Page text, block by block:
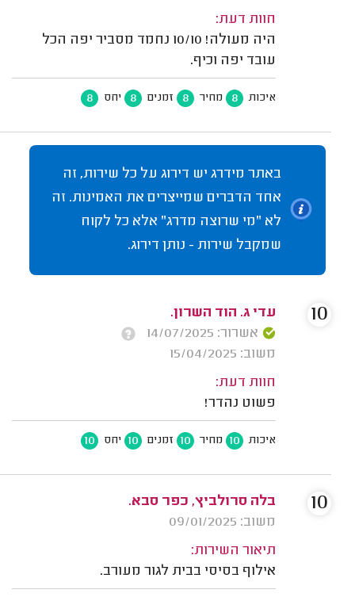
חוות דעת:
היה מעולה! 10/10 נחמד מסביר יפה הכל
עובד יפה וכיף.
איכות 8 מחיר 8 זמנים 8 יחס 8
באתר מידרג יש דירוג על כל שירות, זה
אחד הדברים שמייצרים את האמינות. זה
לא "מי שרוצה מדרג" אלא כל לקוח
שמקבל שירות - נותן דירוג.
עדי ג. הוד השרון.
אשרור: 14/07/2025
משוב: 15/04/2025
חוות דעת:
פשוט נהדר!
איכות 10 מחיר 10 זמנים 10 יחס 10
10
בלה סרולביץ, כפר סבא.
משוב: 09/01/2025
תיאור השירות:
אילוף בסיסי בבית לגור מעורב.
10